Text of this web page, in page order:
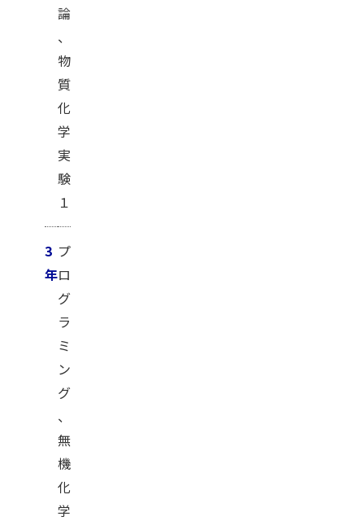
論
、
物
質
化
学
実
験
１
3
年
プ
ロ
グ
ラ
ミ
ン
グ
、
無
機
化
学